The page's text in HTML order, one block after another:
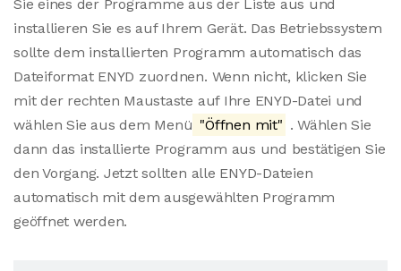
Sie eines der Programme aus der Liste aus und
installieren Sie es auf Ihrem Gerät. Das Betriebssystem
sollte dem installierten Programm automatisch das
Dateiformat ENYD zuordnen. Wenn nicht, klicken Sie
mit der rechten Maustaste auf Ihre ENYD-Datei und
wählen Sie aus dem Menü "Öffnen mit" . Wählen Sie
dann das installierte Programm aus und bestätigen Sie
den Vorgang. Jetzt sollten alle ENYD-Dateien
automatisch mit dem ausgewählten Programm
geöffnet werden.